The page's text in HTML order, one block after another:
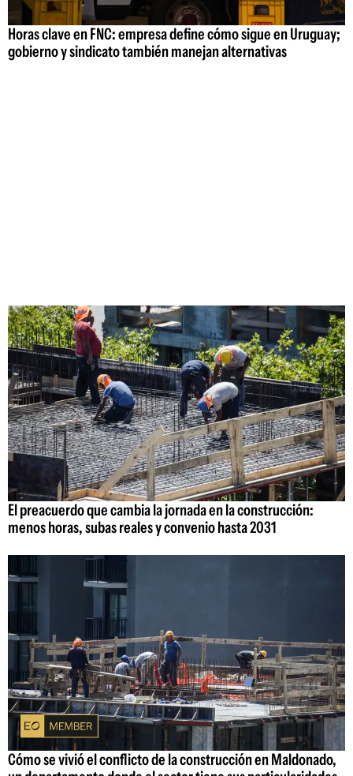
Horas clave en FNC: empresa define cómo sigue en Uruguay;
gobierno y sindicato también manejan alternativas
El preacuerdo que cambia la jornada en la construcción:
menos horas, subas reales y convenio hasta 2031
Cómo se vivió el conflicto de la construcción en Maldonado,